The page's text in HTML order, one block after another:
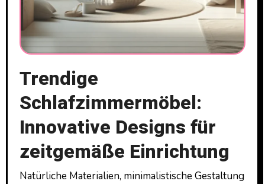
Trendige
Schlafzimmermöbel:
Innovative Designs für
zeitgemäße Einrichtung
Natürliche Materialien, minimalistische Gestaltung